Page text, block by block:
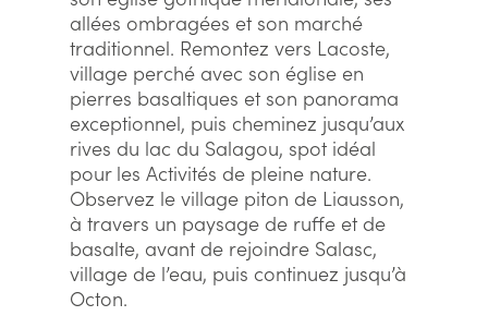
allées ombragées et son marché
traditionnel. Remontez vers Lacoste,
village perché avec son église en
pierres basaltiques et son panorama
exceptionnel, puis cheminez jusqu’aux
rives du lac du Salagou, spot idéal
pour les Activités de pleine nature.
Observez le village piton de Liausson,
à travers un paysage de ruffe et de
basalte, avant de rejoindre Salasc,
village de l’eau, puis continuez jusqu’à
Octon.